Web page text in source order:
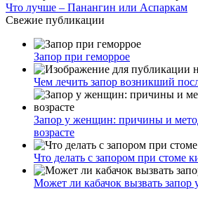
Что лучше – Панангин или Аспаркам
Свежие публикации
Запор при геморрое
Чем лечить запор возникший
Запор у женщин: причины и
возрасте
Что делать с запором при стоме
Может ли кабачок вызвать запор